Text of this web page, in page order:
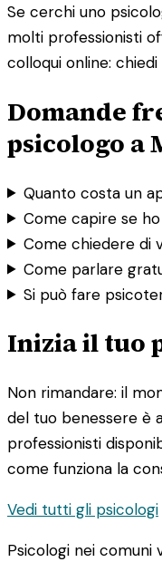
Se cerchi uno
molti professionisti
colloqui online:
Domande
psicologo a
Quanto costa un
Come capire se
Come chiedere di
Come parlare
Si può fare
Inizia il tuo
Non rimandare: il
del tuo benessere è
professionisti
come funziona la
Vedi tutti gli psicologi
Psicologi nei comuni